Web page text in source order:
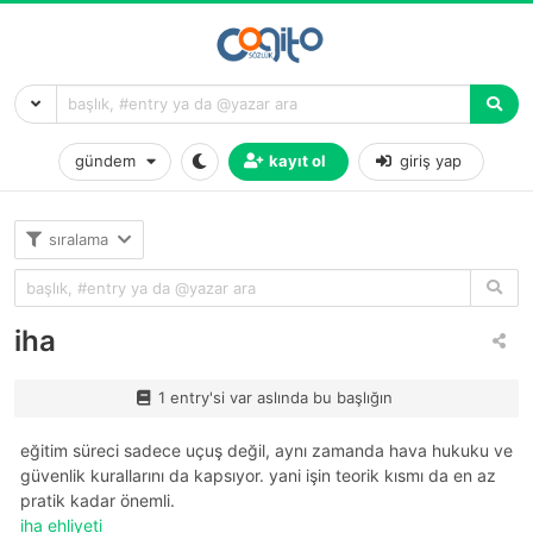
gündem kayıt ol giriş yap
sıralama
iha
1 entry'si var aslında bu başlığın
eğitim süreci sadece uçuş değil, aynı zamanda hava hukuku ve
güvenlik kurallarını da kapsıyor. yani işin teorik kısmı da en az
pratik kadar önemli.
iha ehliyeti